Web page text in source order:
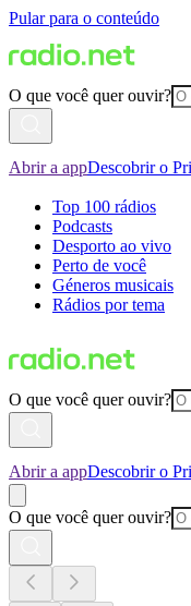
Pular para o conteúdo
O que você quer ouvir?
Abrir a appDescobrir o
Top 100 rádios
Podcasts
Desporto ao vivo
Perto de você
Géneros musicais
Rádios por tema
O que você quer ouvir?
Abrir a appDescobrir o
O que você quer ouvir?